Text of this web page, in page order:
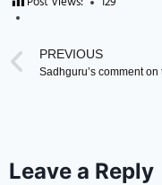
PREVIOUS
Leave a Reply